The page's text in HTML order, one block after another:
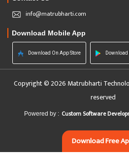
info@matrubharti.com
Download Mobile App
Download On App Store Download
Copyright © 2026 Matrubharti
reserved
Powered by : Custom Software
Download Free